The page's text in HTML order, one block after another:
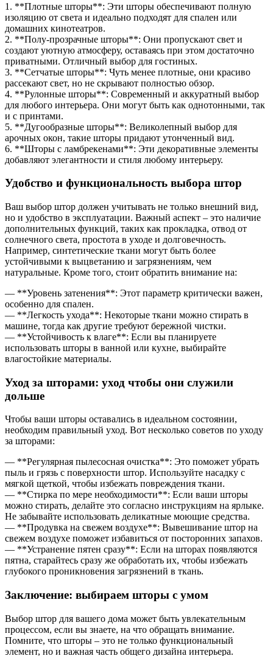
1. **Плотные шторы**: Эти шторы обеспечивают полную
изоляцию от света и идеально подходят для спален или
домашних кинотеатров.
2. **Полу-прозрачные шторы**: Они пропускают свет и
создают уютную атмосферу, оставаясь при этом достаточно
приватными. Отличный выбор для гостиных.
3. **Сетчатые шторы**: Чуть менее плотные, они красиво
рассекают свет, но не скрывают полностью обзор.
4. **Рулонные шторы**: Современный и аккуратный выбор
для любого интерьера. Они могут быть как однотонными, так
и с принтами.
5. **Дугообразные шторы**: Великолепный выбор для
арочных окон, такие шторы придают утонченный вид.
6. **Шторы с ламбрекенами**: Эти декоративные элементы
добавляют элегантности и стиля любому интерьеру.
Удобство и функциональность выбора штор
Ваш выбор штор должен учитывать не только внешний вид,
но и удобство в эксплуатации. Важный аспект – это наличие
дополнительных функций, таких как прокладка, отвод от
солнечного света, простота в уходе и долговечность.
Например, синтетические ткани могут быть более
устойчивыми к выцветанию и загрязнениям, чем
натуральные. Кроме того, стоит обратить внимание на:
— **Уровень затенения**: Этот параметр критически важен,
особенно для спален.
— **Легкость ухода**: Некоторые ткани можно стирать в
машине, тогда как другие требуют бережной чистки.
— **Устойчивость к влаге**: Если вы планируете
использовать шторы в ванной или кухне, выбирайте
влагостойкие материалы.
Уход за шторами: уход чтобы они служили
дольше
Чтобы ваши шторы оставались в идеальном состоянии,
необходим правильный уход. Вот несколько советов по уходу
за шторами:
— **Регулярная пылесосная очистка**: Это поможет убрать
пыль и грязь с поверхности штор. Используйте насадку с
мягкой щеткой, чтобы избежать повреждения ткани.
— **Стирка по мере необходимости**: Если ваши шторы
можно стирать, делайте это согласно инструкциям на ярлыке.
Не забывайте использовать деликатные моющие средства.
— **Продувка на свежем воздухе**: Вывешивание штор на
свежем воздухе поможет избавиться от посторонних запахов.
— **Устранение пятен сразу**: Если на шторах появляются
пятна, старайтесь сразу же обработать их, чтобы избежать
глубокого проникновения загрязнений в ткань.
Заключение: выбираем шторы с умом
Выбор штор для вашего дома может быть увлекательным
процессом, если вы знаете, на что обращать внимание.
Помните, что шторы – это не только функциональный
элемент, но и важная часть общего дизайна интерьера.